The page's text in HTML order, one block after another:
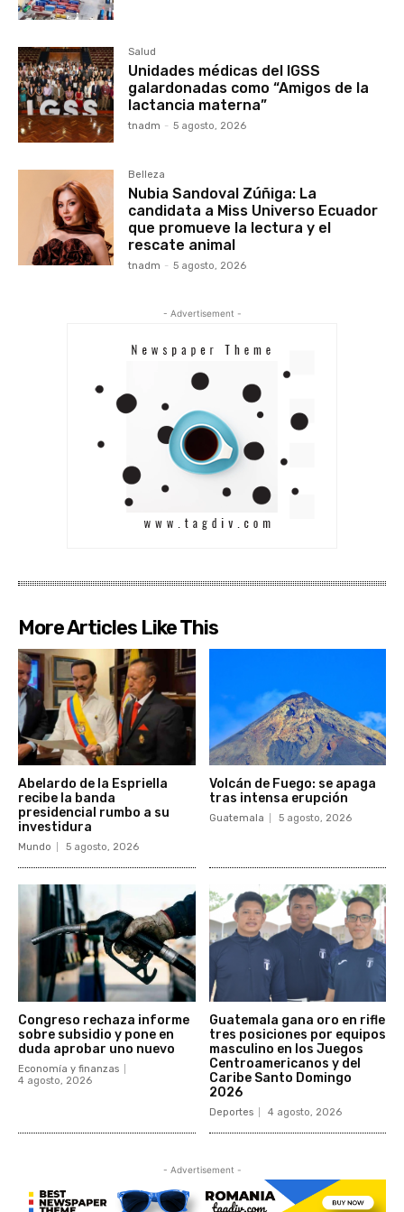
Salud
Unidades médicas del IGSS
galardonadas como “Amigos de la
lactancia materna”
tnadm - 5 agosto, 2026
Belleza
Nubia Sandoval Zúñiga: La
candidata a Miss Universo Ecuador
que promueve la lectura y el
rescate animal
tnadm - 5 agosto, 2026
- Advertisement -
More Articles Like This
Abelardo de la Espriella
recibe la banda
presidencial rumbo a su
investidura
Mundo 5 agosto, 2026
Volcán de Fuego: se apaga
tras intensa erupción
Guatemala 5 agosto, 2026
Congreso rechaza informe
sobre subsidio y pone en
duda aprobar uno nuevo
Economía y finanzas
4 agosto, 2026
Guatemala gana oro en rifle
tres posiciones por equipos
masculino en los Juegos
Centroamericanos y del
Caribe Santo Domingo
2026
Deportes 4 agosto, 2026
- Advertisement -